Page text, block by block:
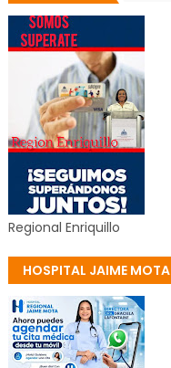
Regional Enriquillo
HOSPITAL JAIME MOTA